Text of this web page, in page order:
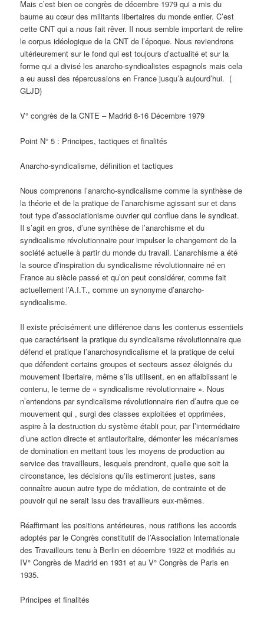
Mais c’est bien ce congrès de décembre 1979 qui a mis du
baume au cœur des militants libertaires du monde entier. C’est
cette CNT qui a nous fait rêver. Il nous semble important de relire
le corpus idéologique de la CNT de l’époque. Nous reviendrons
ultérieurement sur le fond qui est toujours d’actualité et sur la
forme qui a divisé les anarcho-syndicalistes espagnols mais cela
a eu aussi des répercussions en France jusqu’à aujourd’hui. (
GLJD)
V° congrès de la CNTE – Madrid 8-16 Décembre 1979
Point N° 5 : Principes, tactiques et finalités
Anarcho-syndicalisme, définition et tactiques
Nous comprenons l’anarcho-syndicalisme comme la synthèse de
la théorie et de la pratique de l’anarchisme agissant sur et dans
tout type d’associationisme ouvrier qui conflue dans le syndicat.
Il s’agit en gros, d’une synthèse de l’anarchisme et du
syndicalisme révolutionnaire pour impulser le changement de la
société actuelle à partir du monde du travail. L’anarchisme a été
la source d’inspiration du syndicalisme révolutionnaire né en
France au siècle passé et qu’on peut considérer, comme fait
actuellement l’A.I.T., comme un synonyme d’anarcho-
syndicalisme.
Il existe précisément une différence dans les contenus essentiels
que caractérisent la pratique du syndicalisme révolutionnaire que
défend et pratique l’anarchosyndicalisme et la pratique de celui
que défendent certains groupes et secteurs assez éloignés du
mouvement libertaire, même s’ils utilisent, en en affaiblissant le
contenu, le terme de « syndicalisme révolutionnaire ». Nous
n’entendons par syndicalisme révolutionnaire rien d’autre que ce
mouvement qui , surgi des classes exploitées et opprimées,
aspire à la destruction du système établi pour, par l’intermédiaire
d’une action directe et antiautoritaire, démonter les mécanismes
de domination en mettant tous les moyens de production au
service des travailleurs, lesquels prendront, quelle que soit la
circonstance, les décisions qu’ils estimeront justes, sans
connaître aucun autre type de médiation, de contrainte et de
pouvoir qui ne serait issu des travailleurs eux-mêmes.
Réaffirmant les positions antérieures, nous ratifions les accords
adoptés par le Congrès constitutif de l’Association Internationale
des Travailleurs tenu à Berlin en décembre 1922 et modifiés au
IV° Congrès de Madrid en 1931 et au V° Congrès de Paris en
1935.
Principes et finalités